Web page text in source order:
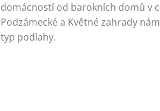
domácností od barokních domů v
Podzámecké a Květné zahrady
typ podlahy.